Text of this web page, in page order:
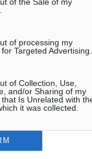
of processing my
Targeted Advertising.
of Collection, Use,
and/or Sharing of my
Is Unrelated with
it was collected.